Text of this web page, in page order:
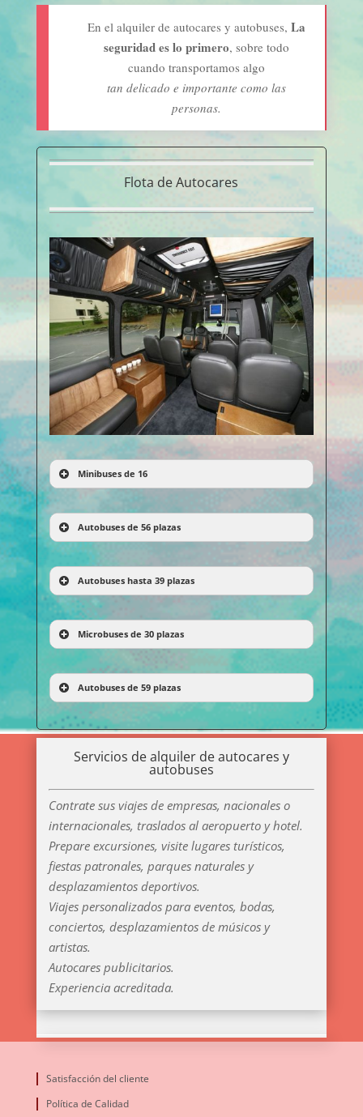
En el alquiler de autocares y autobuses,La
seguridad es lo primero, sobre todo
cuando transportamos algo
tan delicado e importante como las
personas.
Flota de Autocares
Minibuses de 16
Autobuses de 56 plazas
Autobuses hasta 39 plazas
Microbuses de 30 plazas
Autobuses de 59 plazas
Servicios de alquiler de autocares y
autobuses
Contrate sus viajes de empresas, nacionales o
internacionales, traslados al aeropuerto y hotel.
Prepare excursiones, visite lugares turísticos,
fiestas patronales, parques naturales y
desplazamientos deportivos.
Viajes personalizados para eventos, bodas,
conciertos, desplazamientos de músicos y
artistas.
Autocares publicitarios.
Experiencia acreditada.
Satisfacción del cliente
Política de Calidad